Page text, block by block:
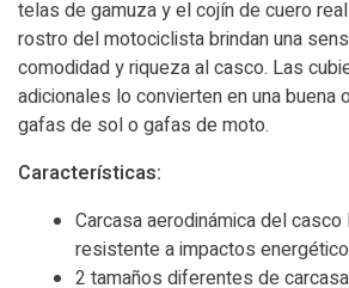
telas de gamuza y el cojín de cuero
rostro del motociclista brindan una
comodidad y riqueza al casco. Las
adicionales lo convierten en una buena
gafas de sol o gafas de moto.
Características:
Carcasa aerodinámica del
resistente a impactos
2 tamaños diferentes de